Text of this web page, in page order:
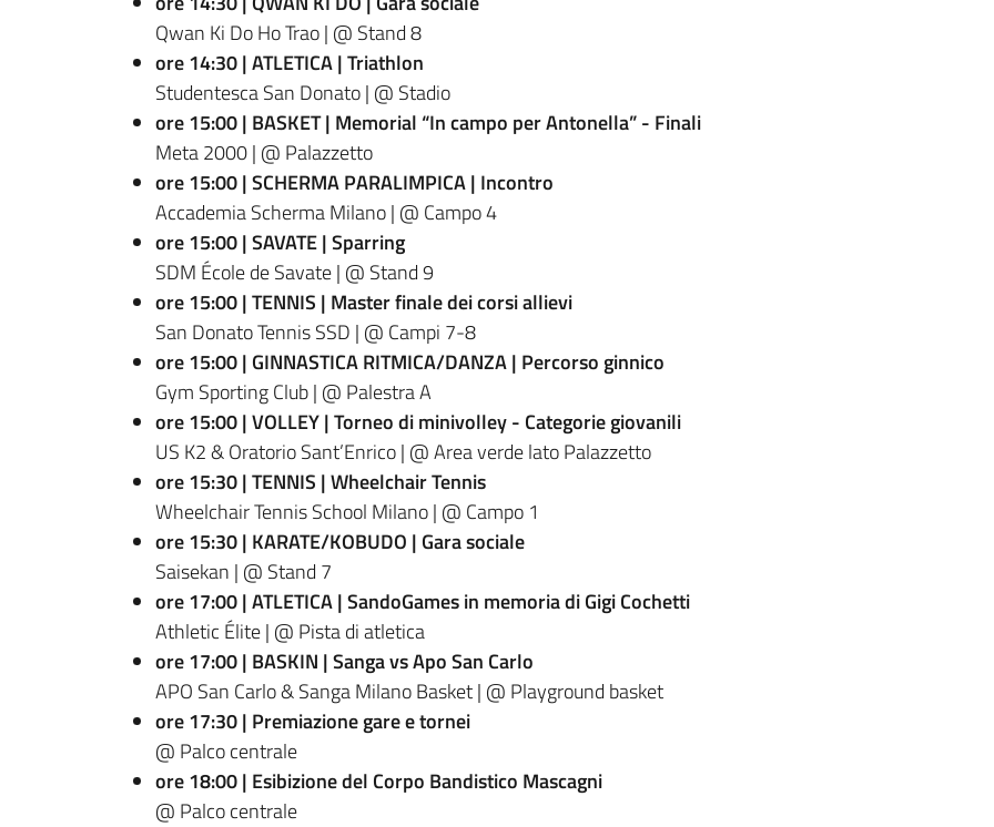
Qwan Ki Do Ho Trao | @ Stand 8
ore 14:30 | ATLETICA | Triathlon
Studentesca San Donato | @ Stadio
ore 15:00 | BASKET | Memorial “In campo per Antonella” - Finali
Meta 2000 | @ Palazzetto
ore 15:00 | SCHERMA PARALIMPICA | Incontro
Accademia Scherma Milano | @ Campo 4
ore 15:00 | SAVATE | Sparring
SDM École de Savate | @ Stand 9
ore 15:00 | TENNIS | Master finale dei corsi allievi
San Donato Tennis SSD | @ Campi 7-8
ore 15:00 | GINNASTICA RITMICA/DANZA | Percorso ginnico
Gym Sporting Club | @ Palestra A
ore 15:00 | VOLLEY | Torneo di minivolley - Categorie giovanili
US K2 & Oratorio Sant’Enrico | @ Area verde lato Palazzetto
ore 15:30 | TENNIS | Wheelchair Tennis
Wheelchair Tennis School Milano | @ Campo 1
ore 15:30 | KARATE/KOBUDO | Gara sociale
Saisekan | @ Stand 7
ore 17:00 | ATLETICA | SandoGames in memoria di Gigi Cochetti
Athletic Élite | @ Pista di atletica
ore 17:00 | BASKIN | Sanga vs Apo San Carlo
APO San Carlo & Sanga Milano Basket | @ Playground basket
ore 17:30 | Premiazione gare e tornei
@ Palco centrale
ore 18:00 | Esibizione del Corpo Bandistico Mascagni
@ Palco centrale